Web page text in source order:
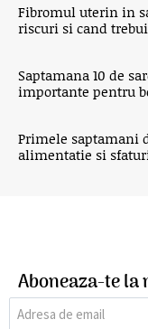
Fibromul uterin in
riscuri si cand
Saptamana 10 de
importante pentru
Primele saptamani
alimentatie si
Aboneaza-te la